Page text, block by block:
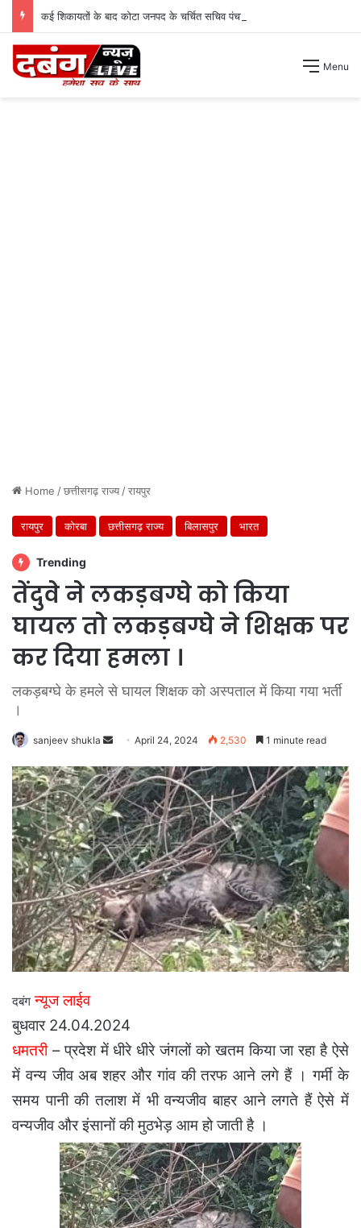
कई शिकायतों के बाद कोटा जनपद के चर्चित सचिव पंचायत से हटाए गए ।
Menu
Home /छत्तीसगढ़ राज्य/रायपुर
रायपुर कोरबा छत्तीसगढ़ राज्य बिलासपुर भारत
Trending
तेंदुवे ने लकड़बग्घे को किया
घायल तो लकड़बग्घे ने शिक्षक पर
कर दिया हमला ।
लकड़बग्घे के हमले से घायल शिक्षक को अस्पताल में किया गया भर्ती
।
sanjeev shukla
Send
email
April 24, 2024 2,530 1 minute read
दबंग न्यूज लाईव
बुधवार 24.04.2024
धमतरी– प्रदेश में धीरे धीरे जंगलों को खतम किया जा रहा है ऐसे
में वन्य जीव अब शहर और गांव की तरफ आने लगे हैं । गर्मी के
समय पानी की तलाश में भी वन्यजीव बाहर आने लगते हैं ऐसे में
वन्यजीव और इंसानों की मुठभेड़ आम हो जाती है ।